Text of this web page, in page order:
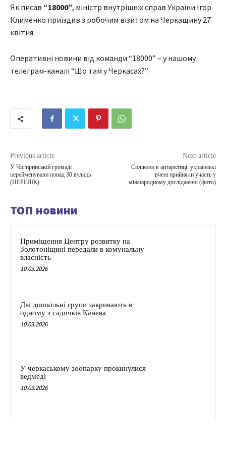
Як писав “18000″, міністр внутрішніх справ України Ігор
Клименко приїздив з робочим візитом на Черкащину 27
квітня.
Оперативні новини від команди “18000” – у нашому
телеграм-каналі “Шо там у Черкасах?”.
Previous article
У Чигиринській громаді
перейменували понад 30 вулиць
(ПЕРЕЛІК)
Next article
Cилікони в антарктиці: українські
вчені прийняли участь у
міжнародному дослідженні (фото)
ТОП новини
Приміщення Центру розвитку на
Золотоніщині передали в комунальну
власність
10.03.2026
Дві дошкільні групи закривають в
одному з садочків Канева
10.03.2026
У черкаському зоопарку прокинулися
ведмеді
10.03.2026